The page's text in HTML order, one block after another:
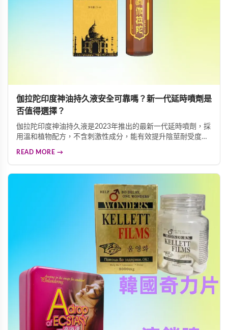
伽拉陀印度神油持久液安全可靠嗎？新一代延時噴劑是
否值得選擇？
伽拉陀印度神油持久液是2023年推出的最新一代延時噴劑，採
用溫和植物配方，不含刺激性成分，能有效提升陰莖耐受度，
READ MORE →